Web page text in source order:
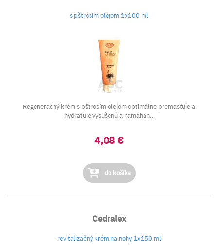
s pštrosím olejom 1x100 ml
Regeneračný krém s pštrosím olejom optimálne premasťuje a
hydratuje vysušenú a namáhan..
4,08 €
do košíka
Cedralex
revitalizačný krém na nohy 1x150 ml